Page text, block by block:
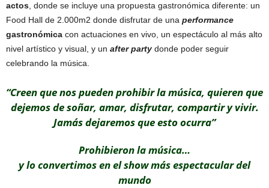
actos, donde se incluye una propuesta gastronómica diferente: un
Food Hall de 2.000m2 donde disfrutar de una performance
gastronómica con actuaciones en vivo, un espectáculo al más alto
nivel artístico y visual, y un after party donde poder seguir
celebrando la música.
“Creen que nos pueden prohibir la música, quieren que
dejemos de soñar, amar, disfrutar, compartir y vivir.
Jamás dejaremos que esto ocurra”
Prohibieron la música…
y lo convertimos en el show más espectacular del
mundo